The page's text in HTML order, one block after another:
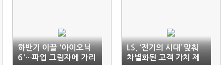
하반기 이끌 '아이오닉
6'…파업 그림자에 가리
나
LS, ‘전기의 시대’ 맞춰
차별화된 고객 가치 제
공